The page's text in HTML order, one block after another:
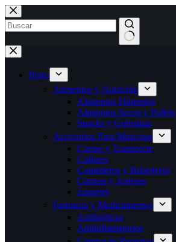
Saltar
al
contenido
Sin
resultados
Perro
Alimentos y Nutrición
Alimentos Húmedos
Alimentos Secos y Pellets
Snacks y Golosinas
Accesorios Para Mascotas
Camas y Transporte
Collares
Comederos y Bebederos
Correas y Arneses
Juguetes
Farmacia y Medicamentos
Antibióticos
Antiinflamatorios